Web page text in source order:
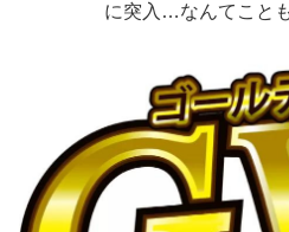
に突入…なんてこと